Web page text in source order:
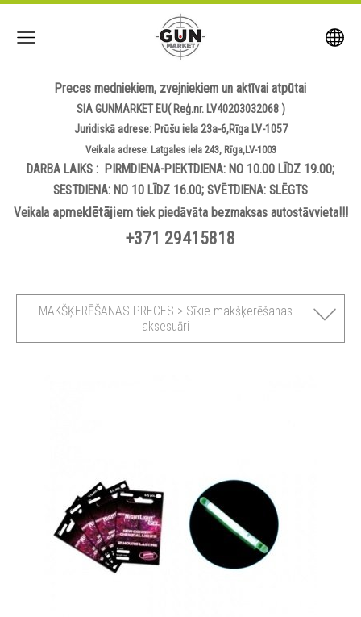
Preces medniekiem, zvejniekiem un aktīvai atpūtai
SIA GUNMARKET EU( Reģ.nr. LV40203032068 )
Juridiskā adrese: Prūšu iela 23a-6,Rīga LV-1057
Veikala adrese: Latgales iela 243, Rīga,LV-1003
DARBA LAIKS : PIRMDIENA-PIEKTDIENA: NO 10.00 LĪDZ 19.00;
SESTDIENA: NO 10 LĪDZ 16.00; SVĒTDIENA: SLĒGTS
Veikala apmeklētājiemtiek piedāvāta bezmaksas autostāvvieta!!!
+371 29415818
MAKŠĶERĒŠANAS PRECES > Sīkie makšķerēšanas
aksesuāri